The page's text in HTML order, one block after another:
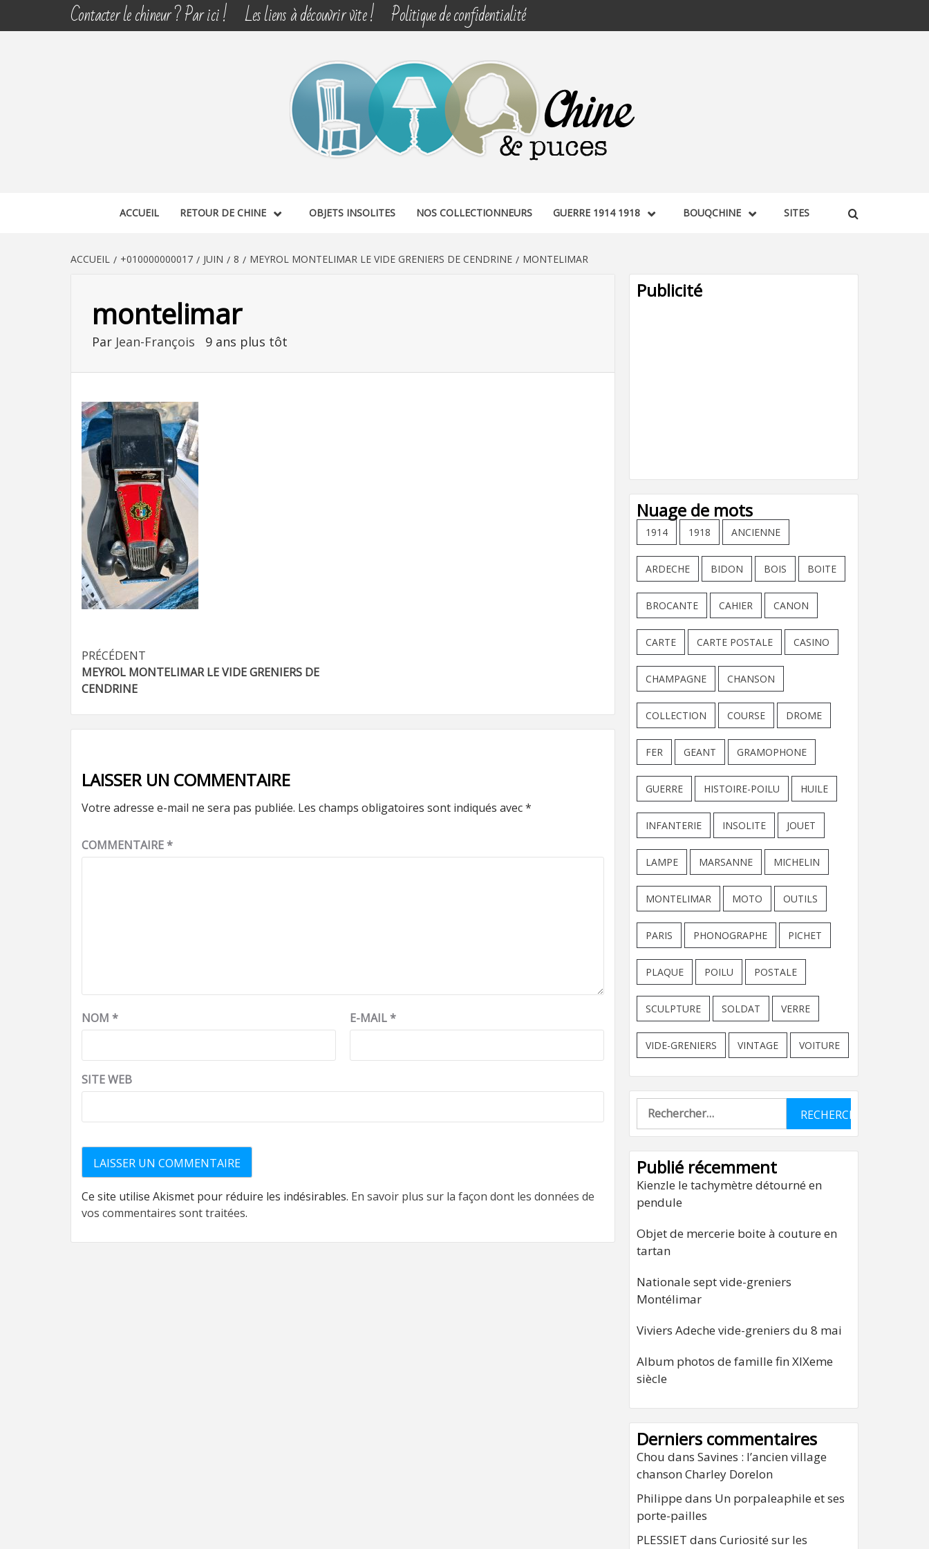
Contacter le chineur ? Par ici ! Les liens à découvrir vite ! Politique de confidentialité
CHINE & PUCES
ACCUEIL RETOUR DE CHINE OBJETS INSOLITES NOS COLLECTIONNEURS GUERRE 1914 1918 BOUQCHINE SITES
ACCUEIL +010000000017 JUIN 8 MEYROL MONTELIMAR LE VIDE GRENIERS DE CENDRINE MONTELIMAR
montelimar
Par Jean-François 9 ans plus tôt
Navigation
d’article
PRÉCÉDENT
MEYROL MONTELIMAR LE VIDE GRENIERS DE
CENDRINE
LAISSER UN COMMENTAIRE
Votre adresse e-mail ne sera pas publiée. Les champs obligatoires sont indiqués avec*
COMMENTAIRE*
NOM * E-MAIL*
SITE WEB
Ce site utilise Akismet pour réduire les indésirables. En savoir plus sur la façon dont les données de
vos commentaires sont traitées.
Publicité
Nuage de mots
1914 1918 ANCIENNE
ARDECHE BIDON BOIS BOITE
BROCANTE CAHIER CANON
CARTE CARTE POSTALE CASINO
CHAMPAGNE CHANSON
COLLECTION COURSE DROME
FER GEANT GRAMOPHONE
GUERRE HISTOIRE-POILU HUILE
INFANTERIE INSOLITE JOUET
LAMPE MARSANNE MICHELIN
MONTELIMAR MOTO OUTILS
PARIS PHONOGRAPHE PICHET
PLAQUE POILU POSTALE
SCULPTURE SOLDAT VERRE
VIDE-GRENIERS VINTAGE VOITURE
Rechercher :
Publié récemment
Kienzle le tachymètre détourné en
pendule
Objet de mercerie boite à couture en
tartan
Nationale sept vide-greniers
Montélimar
Viviers Adeche vide-greniers du 8 mai
Album photos de famille fin XIXeme
siècle
Derniers commentaires
Chou dans Savines : l’ancien village
chanson Charley Dorelon
Philippe dans Un porpaleaphile et ses
porte-pailles
PLESSIET dans Curiosité sur les